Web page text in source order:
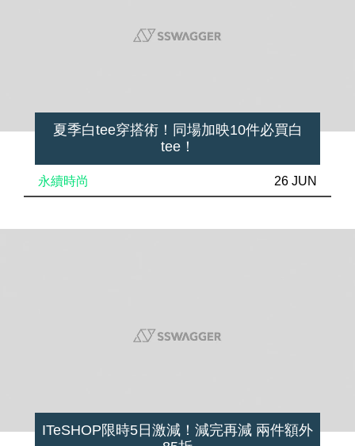
夏季白tee穿搭術！同場加映10件必買白
tee！
永續時尚 26 JUN
ITeSHOP限時5日激減！減完再減 兩件額外